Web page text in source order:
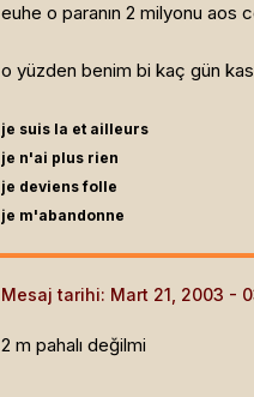
euhe o paranın 2 milyonu aos
o yüzden benim bi kaç gün
je suis la et ailleurs
je n'ai plus rien
je deviens folle
je m'abandonne
Mesaj tarihi: Mart 21, 2003
2 m pahalı değilmi